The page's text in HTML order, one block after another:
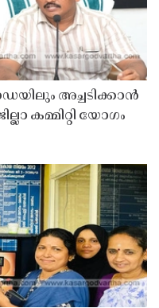
അച്ചടിക്കാൻ
കമ്മിറ്റി യോഗം